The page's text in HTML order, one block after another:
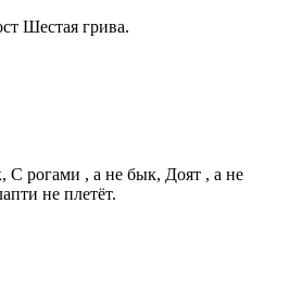
Шестая грива.
С рогами , а не бык, Доят , а не
не плетёт.